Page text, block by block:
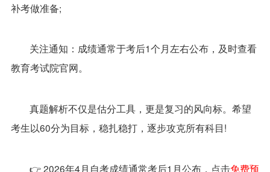
补考做准备;
关注通知：成绩通常于考后1个月左右公布，及时查看
教育考试院官网。
真题解析不仅是估分工具，更是复习的风向标。希望
考生以60分为目标，稳扎稳打，逐步攻克所有科目!
👉 2026年4月自考成绩通常考后1月公布，点击免费预